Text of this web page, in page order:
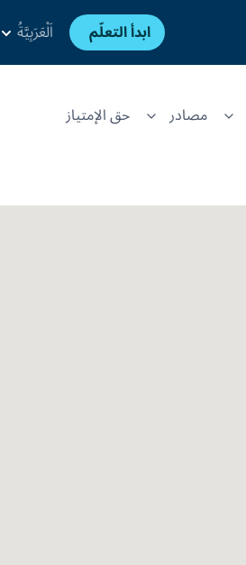
ابدأ التعلّم اَلْعَرَبِيَّةُ
مصادر حق الإمتياز